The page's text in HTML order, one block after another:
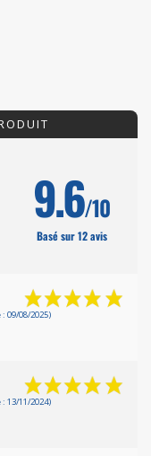
9.6/10
Basé sur 12 avis
09/08/2025)
13/11/2024)